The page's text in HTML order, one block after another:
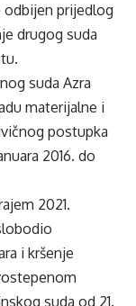
odbijen prijedlog
drugog suda
suda Azra
materijalne i
postupka
2016. do
2021.
i kršenje
suda od 21.